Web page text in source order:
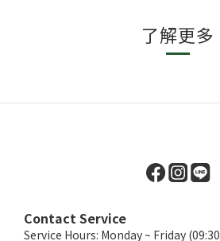
了解更多
Contact Service
Service Hours: Monday ~ Friday